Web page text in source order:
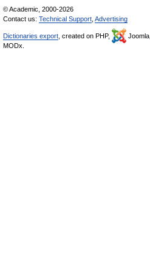
© Academic, 2000-2026
Contact us: Technical Support Advertising
Dictionaries export , created on PHP, Joomla,
MODx.